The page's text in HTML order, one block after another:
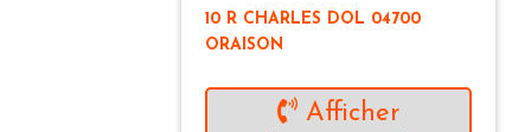
10 R CHARLES DOL 04700
ORAISON
Afficher